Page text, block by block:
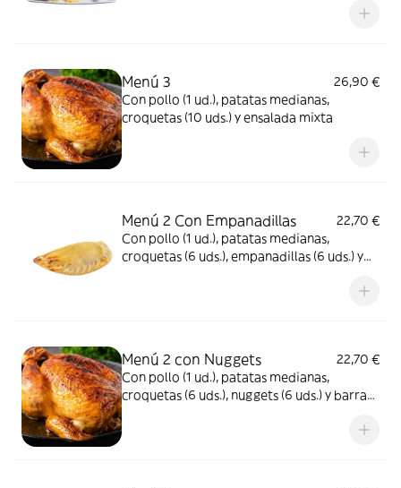
Menú 3
26,90 €
Con pollo (1 ud.), patatas medianas,
croquetas (10 uds.) y ensalada mixta
Menú 2 Con Empanadillas
22,70 €
Con pollo (1 ud.), patatas medianas,
croquetas (6 uds.), empanadillas (6 uds.) y
Menú 2 con Nuggets
22,70 €
Con pollo (1 ud.), patatas medianas,
croquetas (6 uds.), nuggets (6 uds.) y barra